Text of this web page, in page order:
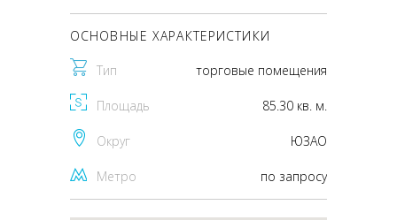
ОСНОВНЫЕ ХАРАКТЕРИСТИКИ
Тип торговые помещения
Площадь 85.30 кв. м.
Округ ЮЗАО
Метро по запросу